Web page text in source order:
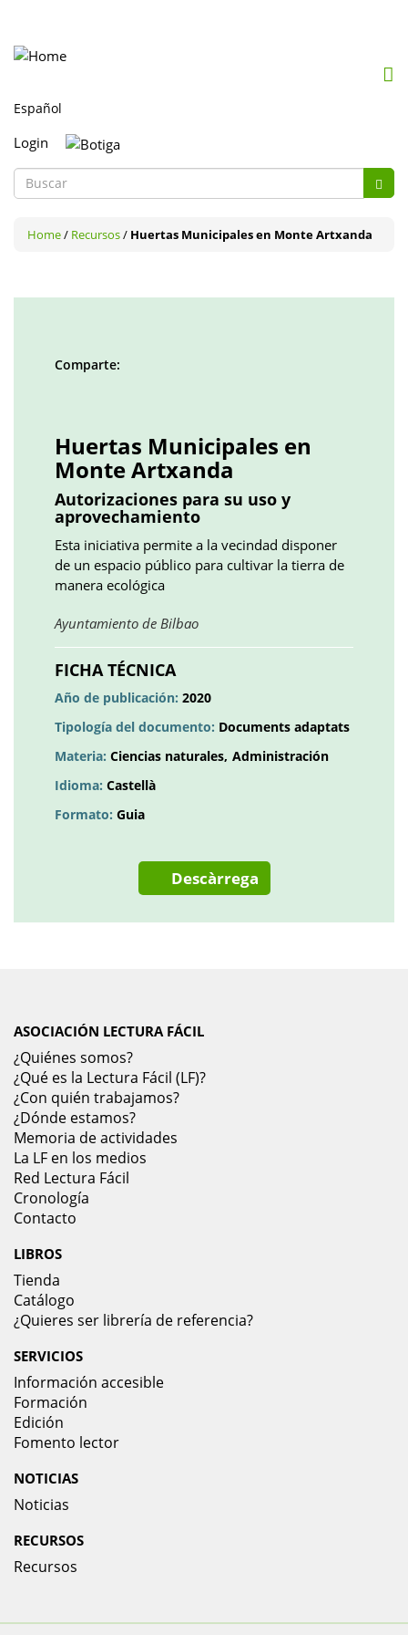
Login
Formulario
búsqueda
Home/ Recursos/ Huertas Municipales en Monte Artxanda
Comparte:
Huertas Municipales en
Monte Artxanda
Autorizaciones para su uso y
aprovechamiento
Esta iniciativa permite a la vecindad disponer
de un espacio público para cultivar la tierra de
manera ecológica
Ayuntamiento de BilbaoObre
nova
FICHA TÉCNICA
Año de publicación: 2020
Tipología del documento: Documents adaptats
Materia: Ciencias naturales Administración
Idioma: Castellà
Formato: Guia
Descàrrega
ASOCIACIÓN LECTURA FÁCIL
¿Quiénes somos?
¿Qué es la Lectura Fácil (LF)?
¿Con quién trabajamos?
¿Dónde estamos?
Memoria de actividades
La LF en los medios
Red Lectura Fácil
Cronología
Contacto
LIBROS
Tienda
Catálogo
¿Quieres ser librería de referencia?
SERVICIOS
Información accesible
Formación
Edición
Fomento lector
NOTICIAS
Noticias
RECURSOS
Recursos